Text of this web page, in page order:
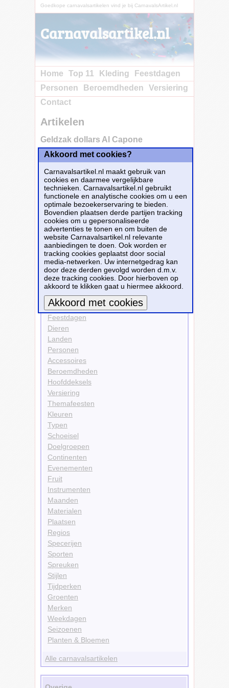
Goedkope carnavalsartikelen vind je bij CarnavalsArtikel.nl
Carnavalsartikel.nl
Home Top 11 Kleding
Feestdagen
Personen
Beroemdheden
Versiering
Contact
Artikelen
Geldzak dollars Al Capone
Koop nu bij e-
Carnavalskleding.nl voor slechts€ 4.85!
Dit carnavalsartikelGeldzak dollars Al
Caponeis te bestellen bijE-
Carnavalskleding.nlvoor€ 4,85.
Bestellen
Bekijk alle carnavalsartikelen
Carnavalsartikelen
Kleding
Sieraden
Fopartikelen
Feestdagen
Dieren
Landen
Personen
Accessoires
Beroemdheden
Hoofddeksels
Versiering
Themafeesten
Kleuren
Typen
Schoeisel
Doelgroepen
Continenten
Evenementen
Fruit
Instrumenten
Maanden
Materialen
Plaatsen
Regios
Specerijen
Sporten
Spreuken
Stijlen
Tijdperken
Groenten
Merken
Weekdagen
Seizoenen
Planten & Bloemen
Alle carnavalsartikelen
Akkoord met cookies?
Carnavalsartikel.nl maakt gebruik van
cookies en daarmee vergelijkbare
technieken. Carnavalsartikel.nl gebruikt
functionele en analytische cookies om u een
optimale bezoekerservaring te bieden.
Bovendien plaatsen derde partijen tracking
cookies om u gepersonaliseerde
advertenties te tonen en om buiten de
website Carnavalsartikel.nl relevante
aanbiedingen te doen. Ook worden er
tracking cookies geplaatst door social
media-netwerken. Uw internetgedrag kan
door deze derden gevolgd worden d.m.v.
deze tracking cookies. Door hierboven op
akkoord te klikken gaat u hiermee akkoord.
Meer informatie